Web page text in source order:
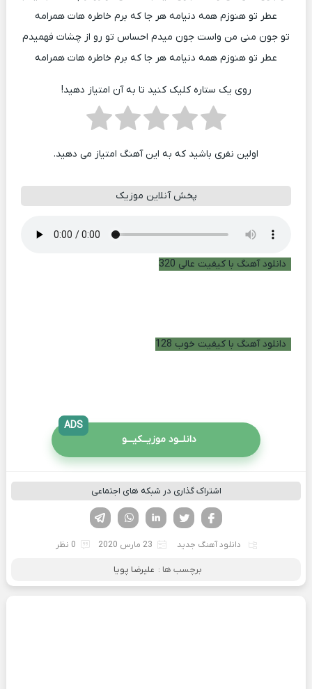
عطر تو هنوزم همه دنیامه هر جا که برم خاطره هات همرامه
تو جون منی من واست جون میدم احساس تو رو از چشات فهمیدم
عطر تو هنوزم همه دنیامه هر جا که برم خاطره هات همرامه
روی یک ستاره کلیک کنید تا به آن امتیاز دهید!
اولین نفری باشید که به این آهنگ امتیاز می دهید.
پخش آنلاین موزیک
دانلود آهنگ با کیفیت عالی 320
دانلود آهنگ با کیفیت خوب 128
دانلــود موزیــکیـــو
ADS
اشتراک گذاری در شبکه های اجتماعی
لینکدین تویتر
فیسوک
دانلود آهنگ جدید 23 مارس 2020 0 نظر
برچسب ها : علیرضا پویا